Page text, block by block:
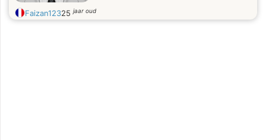
Faizan12325jaar oud